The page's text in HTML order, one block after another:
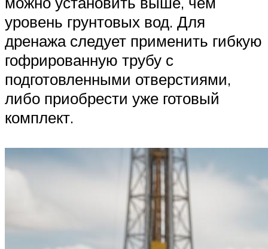
уровень грунтовых вод. Для
дренажа следует применить гибкую
гофрированную трубу с
подготовленными отверстиями,
либо приобрести уже готовый
комплект.